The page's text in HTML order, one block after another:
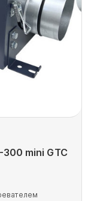
300 mini GTC